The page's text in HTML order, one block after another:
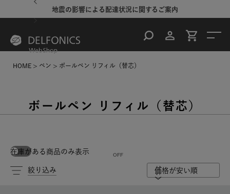
地震の影響による配達状況に関するご案内
HOME ペン ボールペン リフィル（替芯）
ボールペン リフィル（替芯）
在庫がある商品のみ表示
絞り込み 価格が安い順